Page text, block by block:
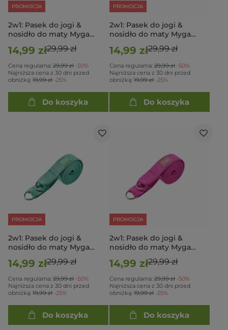
PROMOCJA
2w1: Pasek do jogi &
nosidło do maty Myga
14,99 zł29,99 zł
Cena regularna: 29,99 zł -50%
Najniższa cena z 30 dni przed
obniżką: 19,99 zł -25%
Do koszyka
PROMOCJA
2w1: Pasek do jogi &
nosidło do maty Myga
14,99 zł29,99 zł
Cena regularna: 29,99 zł -50%
Najniższa cena z 30 dni przed
obniżką: 19,99 zł -25%
Do koszyka
PROMOCJA
2w1: Pasek do jogi &
nosidło do maty Myga
14,99 zł29,99 zł
Cena regularna: 29,99 zł -50%
Najniższa cena z 30 dni przed
obniżką: 19,99 zł -25%
Do koszyka
PROMOCJA
2w1: Pasek do jogi &
nosidło do maty Myga
14,99 zł29,99 zł
Cena regularna: 29,99 zł -50%
Najniższa cena z 30 dni przed
obniżką: 19,99 zł -25%
Do koszyka